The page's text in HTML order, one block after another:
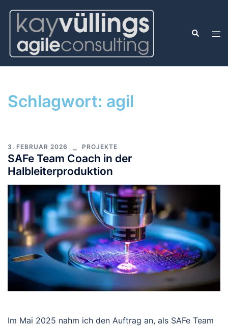
Schlagwort: agil
3. FEBRUAR 2026 PROJEKTE
SAFe Team Coach in der
Halbleiterproduktion
Im Mai 2025 nahm ich den Auftrag an, als SAFe Team